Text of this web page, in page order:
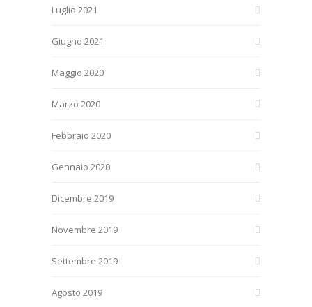
Luglio 2021
Giugno 2021
Maggio 2020
Marzo 2020
Febbraio 2020
Gennaio 2020
Dicembre 2019
Novembre 2019
Settembre 2019
Agosto 2019